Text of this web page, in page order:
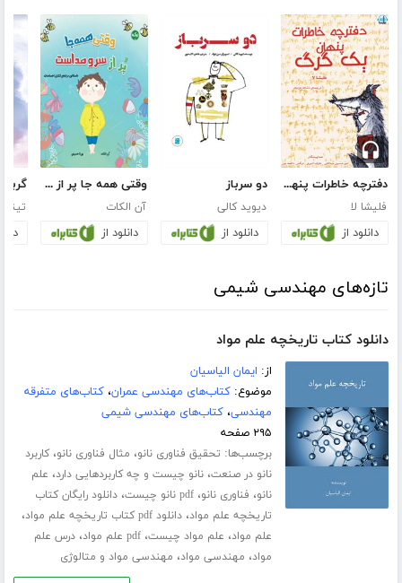
دفترچه خاطرات پنهان یک گرگ
فلیشا لا
دانلود از
دو سرباز
دیوید کالی
دانلود از
وقتی همه جا پر از سر و صداست
آن الکات
دانلود از
تینا
تازه‌های مهندسی شیمی
دانلود کتاب تاریخچه علم مواد
از: ایمان الیاسیان
موضوع:کتاب‌های مهندسی عمران،کتاب‌های متفرقه
مهندسی،کتاب‌های مهندسی شیمی
۲۹۵ صفحه
برچسب‌ها: تحقیق فناوری نانو، مثال فناوری نانو،کاربرد
نانو در صنعت،نانو چیست و چه کاربردهایی دارد، علم
نانو، فناوری نانو،pdf نانو چیست ،دانلود رایگان کتاب
تاریخچه علم مواد،دانلود pdf کتاب تاریخچه علم مواد ،
علم مواد، علم مواد چیست،pdf علم مواد ،درس علم
مواد، مهندسی مواد، مهندسی مواد و متالوژی